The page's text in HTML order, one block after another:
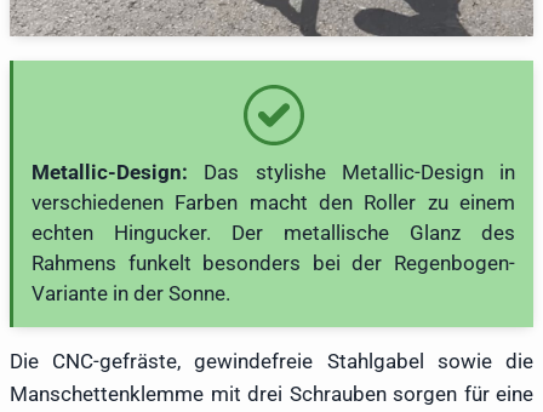
Metallic-Design: Das stylishe Metallic-Design in
verschiedenen Farben macht den Roller zu einem
echten Hingucker. Der metallische Glanz des
Rahmens funkelt besonders bei der Regenbogen-
Variante in der Sonne.
Die CNC-gefräste, gewindefreie Stahlgabel sowie die
Manschettenklemme mit drei Schrauben sorgen für eine